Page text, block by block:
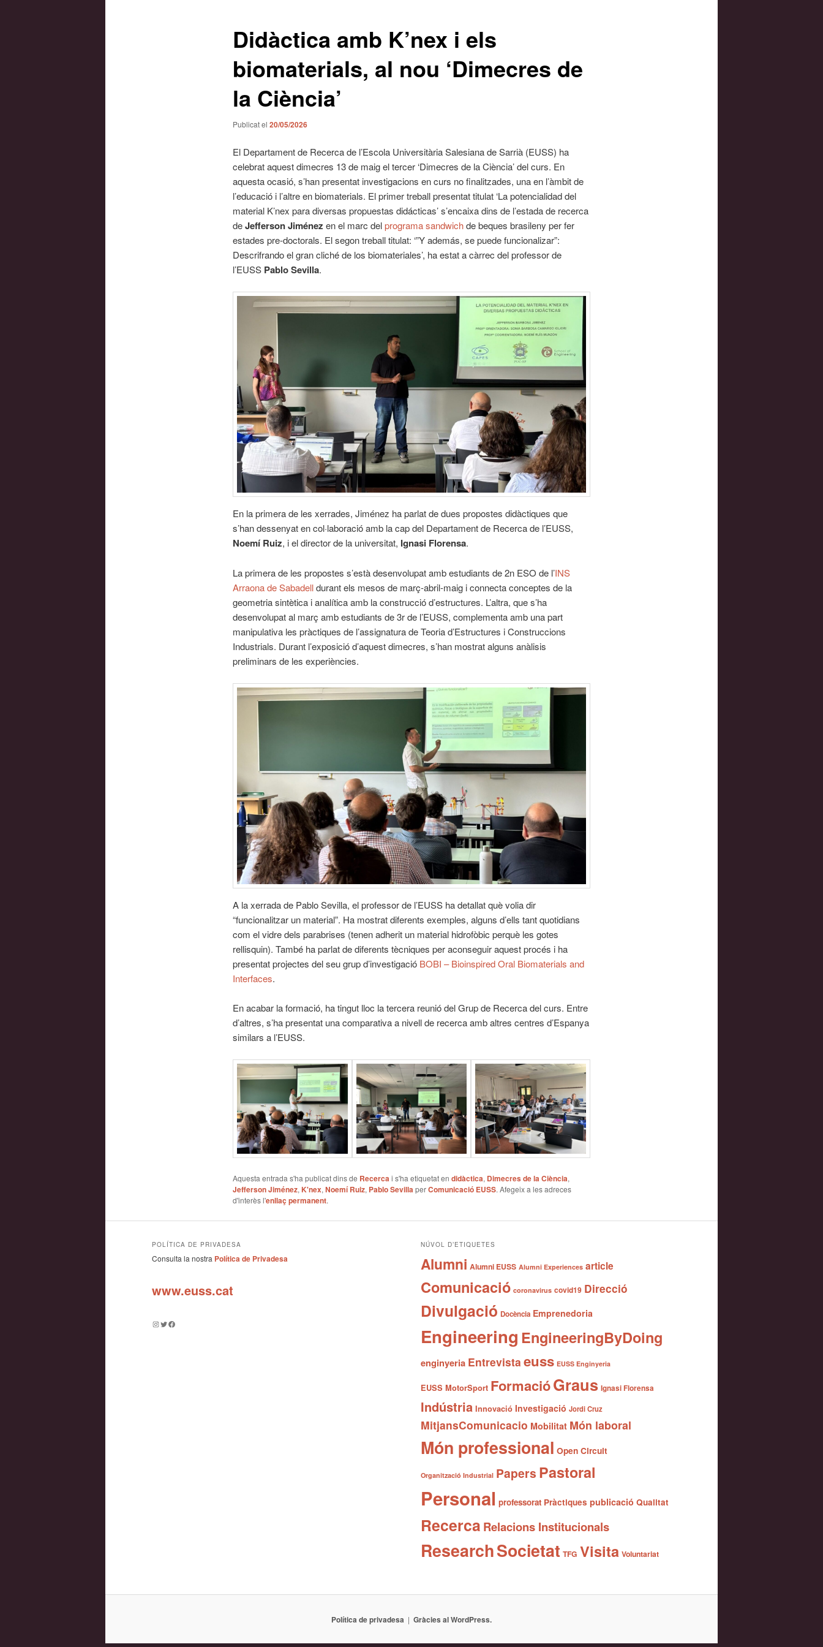
Didàctica amb K’nex i els
biomaterials, al nou ‘Dimecres de
la Ciència’
Publicat el 20/05/2026
El Departament de Recerca de l’Escola Universitària Salesiana de Sarrià (EUSS) ha
celebrat aquest dimecres 13 de maig el tercer ‘Dimecres de la Ciència’ del curs. En
aquesta ocasió, s’han presentat investigacions en curs no finalitzades, una en l’àmbit de
l’educació i l’altre en biomaterials. El primer treball presentat titulat ‘La potencialidad del
material K’nex para diversas propuestas didácticas’ s’encaixa dins de l’estada de recerca
deJefferson Jiménez en el marc delprograma sandwichde beques brasileny per fer
estades pre-doctorals. El segon treball titulat: ‘”Y además, se puede funcionalizar”:
Descrifrando el gran cliché de los biomateriales’, ha estat a càrrec del professor de
l’EUSS Pablo Sevilla.
En la primera de les xerrades, Jiménez ha parlat de dues propostes didàctiques que
s’han dessenyat en col·laboració amb la cap del Departament de Recerca de l’EUSS,
Noemí Ruiz, i el director de la universitat, Ignasi Florensa.
La primera de les propostes s’està desenvolupat amb estudiants de 2n ESO de l’INS
Arraona de Sabadelldurant els mesos de març-abril-maig i connecta conceptes de la
geometria sintètica i analítica amb la construcció d’estructures. L’altra, que s’ha
desenvolupat al març amb estudiants de 3r de l’EUSS, complementa amb una part
manipulativa les pràctiques de l’assignatura de Teoria d’Estructures i Construccions
Industrials. Durant l’exposició d’aquest dimecres, s’han mostrat alguns anàlisis
preliminars de les experiències.
A la xerrada de Pablo Sevilla, el professor de l’EUSS ha detallat què volia dir
“funcionalitzar un material”. Ha mostrat diferents exemples, alguns d’ells tant quotidians
com el vidre dels parabrises (tenen adherit un material hidrofòbic perquè les gotes
rellisquin). També ha parlat de diferents tècniques per aconseguir aquest procés i ha
presentat projectes del seu grup d’investigació BOBI – Bioinspired Oral Biomaterials and
Interfaces.
En acabar la formació, ha tingut lloc la tercera reunió del Grup de Recerca del curs. Entre
d’altres, s’ha presentat una comparativa a nivell de recerca amb altres centres d’Espanya
similars a l’EUSS.
Aquesta entrada s'ha publicat dins de Recercai s'ha etiquetat en didàctica, Dimecres de la Ciència,
Jefferson Jiménez, K'nex, Noemí Ruiz, Pablo SevillaperComunicació EUSS. Afegeix a les adreces
d'interès l'enllaç permanent.
POLÍTICA DE PRIVADESA
Consulta la nostra Política de Privadesa
www.euss.cat
Instagram
TwitterFacebook
NÚVOL D’ETIQUETES
Alumni Alumni EUSS Alumni Experiences article
Comunicació coronavirus covid19 Direcció
Divulgació Docència Emprenedoria
Engineering EngineeringByDoing
enginyeria Entrevista euss EUSS Enginyeria
EUSS MotorSport FormacióGraus Ignasi Florensa
Indústria Innovació Investigació Jordi Cruz
MitjansComunicacio Mobilitat Món laboral
Món professional Open Circuit
Organització Industrial Papers Pastoral
Personal professorat Pràctiques publicació Qualitat
Recerca Relacions Institucionals
ResearchSocietat TFG Visita Voluntariat
Política de privadesa Gràcies al WordPress.